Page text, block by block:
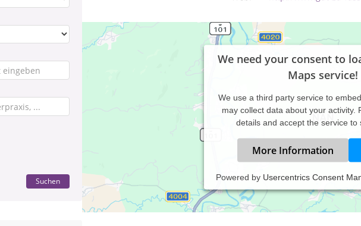
Suchen
We need your consent to
Maps service!
We use a third party service to
may collect data about your activity.
details and accept the service to
More Information
Powered by Usercentrics Consent
Praxiszeiten:
Termine nur nach Vereinbarung